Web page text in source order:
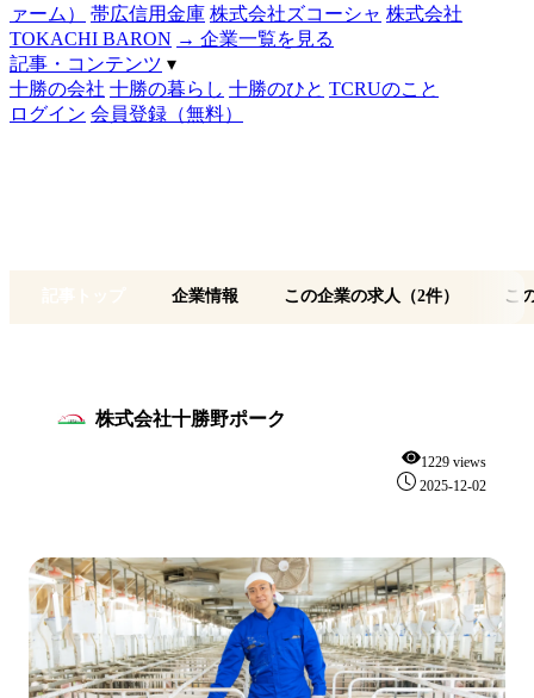
ァーム）
帯広信用金庫 株式会社ズコーシャ 株式会社
TOKACHI BARON → 企業一覧を見る
記事・コンテンツ ▾
十勝の会社 十勝の暮らし 十勝のひと TCRUのこと
ログイン 会員登録（無料）
企業情報 この企業の求人（2件） こ
株式会社十勝野ポーク
1229 views
2025-12-02